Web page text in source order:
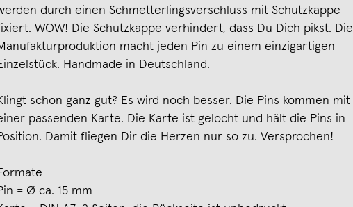
durch einen Schmetterlingsverschluss mit Schutzkappe
WOW! Die Schutzkappe verhindert, dass Du Dich pikst. Die
macht jeden Pin zu einem einzigartigen
Handmade in Deutschland.
schon ganz gut? Es wird noch besser. Die Pins kommen mit
passenden Karte. Die Karte ist gelocht und hält die Pins in
Damit fliegen Dir die Herzen nur so zu. Versprochen!
= Ø ca. 15 mm